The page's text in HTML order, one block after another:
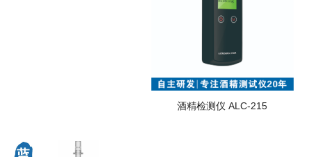
酒精检测仪 ALC-215